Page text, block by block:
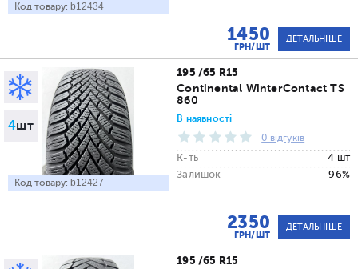
Код товару: b12434
1450
ГРН/ШТ
ДЕТАЛЬНІШЕ
4шт
Код товару: b12427
195 /65 R15
Continental WinterContact TS
860
В наявності
0 відгуків
К-ть
4 шт
Залишок
96%
2350
ГРН/ШТ
ДЕТАЛЬНІШЕ
195 /65 R15